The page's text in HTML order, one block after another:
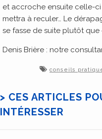
et accroche ensuite celle-
mettra à reculer… Le
se fasse de suite plutôt que
Denis Brière : notre
conseils
> CES ARTICLES
INTÉRESSER